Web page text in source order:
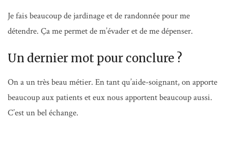
Je fais beaucoup de jardinage et de randonnée pour me
détendre. Ça me permet de m’évader et de me dépenser.
Un dernier mot pour conclure ?
On a un très beau métier. En tant qu’aide-soignant, on apporte
beaucoup aux patients et eux nous apportent beaucoup aussi.
C’est un bel échange.